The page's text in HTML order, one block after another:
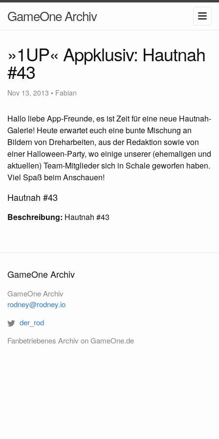
GameOne Archiv
»1UP« Appklusiv: Hautnah
#43
Nov 13, 2013 • Fabian
Hallo liebe App-Freunde, es ist Zeit für eine neue Hautnah-
Galerie! Heute erwartet euch eine bunte Mischung an
Bildern von Dreharbeiten, aus der Redaktion sowie von
einer Halloween-Party, wo einige unserer (ehemaligen und
aktuellen) Team-Mitglieder sich in Schale geworfen haben.
Viel Spaß beim Anschauen!
Hautnah #43
Beschreibung: Hautnah #43
GameOne Archiv
GameOne Archiv
rodney@rodney.io
der_rod
Fanbetriebenes Archiv on GameOne.de